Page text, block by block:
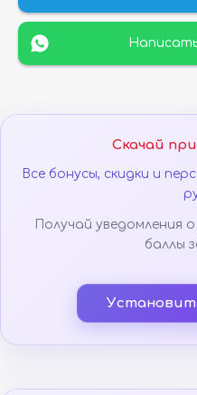
Скачай
Все бонусы, скидки и
Получай уведомления
баллы